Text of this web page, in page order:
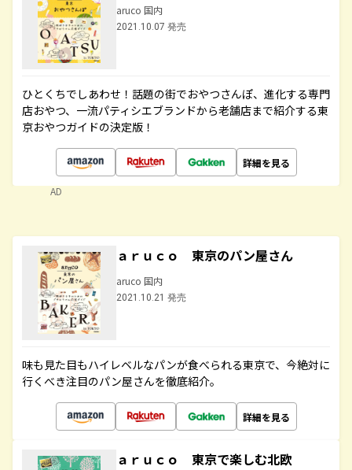
aruco 国内
2021.10.07 発売
ひとくちでしあわせ！話題の街でおやつさんぽ、進化する専門
店おやつ、一流パティシエブランドから老舗店まで紹介する東
京おやつガイドの決定版！
詳細を見る
AD
ａｒｕｃｏ 東京のパン屋さん
aruco 国内
2021.10.21 発売
味も見た目もハイレベルなパンが食べられる東京で、今絶対に
行くべき注目のパン屋さんを徹底紹介。
詳細を見る
ａｒｕｃｏ 東京で楽しむ北欧